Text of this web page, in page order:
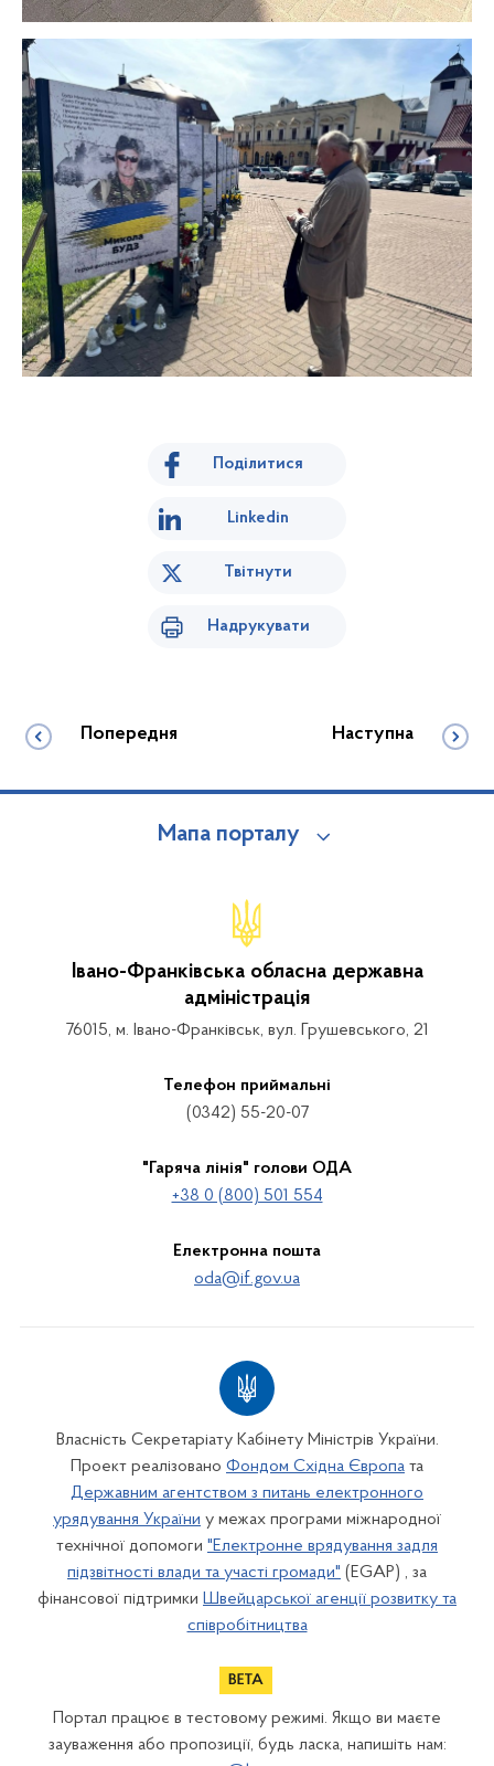
Поділитися
Linkedin
Твітнути
Надрукувати
Попередня Наступна
Мапа порталу
Івано-Франківська обласна державна
адміністрація
76015, м. Івано-Франківськ, вул. Грушевського, 21
Телефон приймальні
(0342) 55-20-07
"Гаряча лінія" голови ОДА
+38 0 (800) 501 554
Електронна пошта
oda@if.gov.ua
Власність Секретаріату Кабінету Міністрів України.
Проект реалізовано Фондом Східна Європа та
Державним агентством з питань електронного
урядування України у межах програми міжнародної
технічної допомоги "Електронне врядування задля
підзвітності влади та участі громади" (EGAP) , за
фінансової підтримки Швейцарської агенції розвитку та
співробітництва
Портал працює в тестовому режимі. Якщо ви маєте
зауваження або пропозиції, будь ласка, напишіть нам: